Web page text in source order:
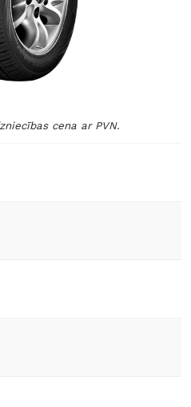
cena ar PVN.